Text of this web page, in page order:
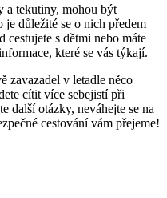
a tekutiny, mohou být
důležité se o nich předem
cestujete s dětmi nebo máte
které se vás týkají.
zavazadel v letadle něco
cítit více sebejistí při
další otázky, neváhejte se na
cestování vám přejeme!